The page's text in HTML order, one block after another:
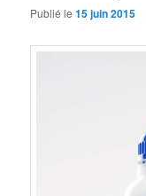
Publié le15 juin 2015